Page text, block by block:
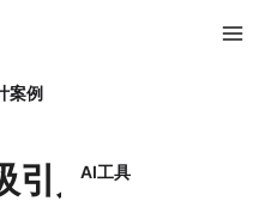
AI工具
案例
人的电商营